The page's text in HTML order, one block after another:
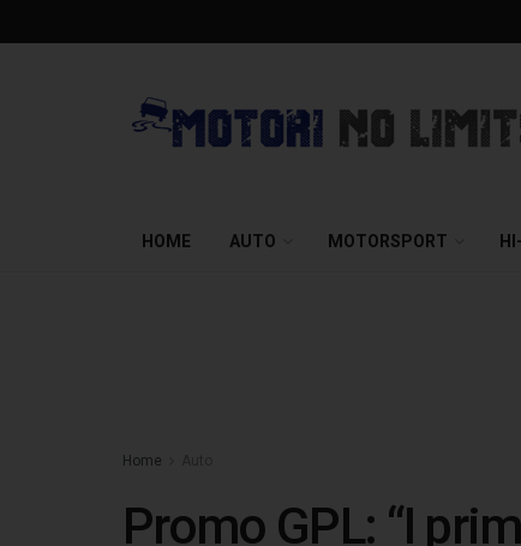
HOME AUTO MOTORSPORT
Home
Promo GPL: “I